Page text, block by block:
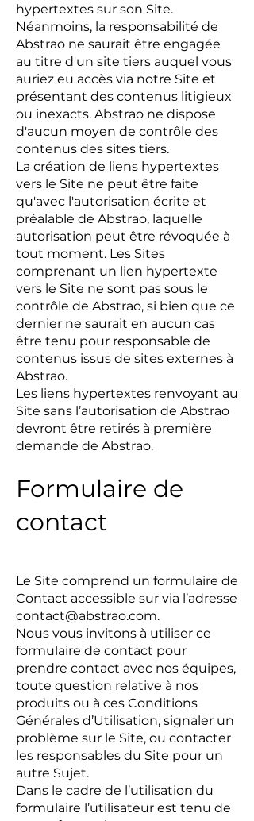
hypertextes sur son Site.
Néanmoins, la responsabilité de
Abstrao ne saurait être engagée
au titre d'un site tiers auquel vous
auriez eu accès via notre Site et
présentant des contenus litigieux
ou inexacts. Abstrao ne dispose
d'aucun moyen de contrôle des
contenus des sites tiers.
La création de liens hypertextes
vers le Site ne peut être faite
qu'avec l'autorisation écrite et
préalable de Abstrao, laquelle
autorisation peut être révoquée à
tout moment. Les Sites
comprenant un lien hypertexte
vers le Site ne sont pas sous le
contrôle de Abstrao, si bien que ce
dernier ne saurait en aucun cas
être tenu pour responsable de
contenus issus de sites externes à
Abstrao.
Les liens hypertextes renvoyant au
Site sans l’autorisation de Abstrao
devront être retirés à première
demande de Abstrao.
Formulaire de
contact
Le Site comprend un formulaire de
Contact accessible sur via l’adresse
contact@abstrao.com.
Nous vous invitons à utiliser ce
formulaire de contact pour
prendre contact avec nos équipes,
toute question relative à nos
produits ou à ces Conditions
Générales d’Utilisation, signaler un
problème sur le Site, ou contacter
les responsables du Site pour un
autre Sujet.
Dans le cadre de l’utilisation du
formulaire l’utilisateur est tenu de